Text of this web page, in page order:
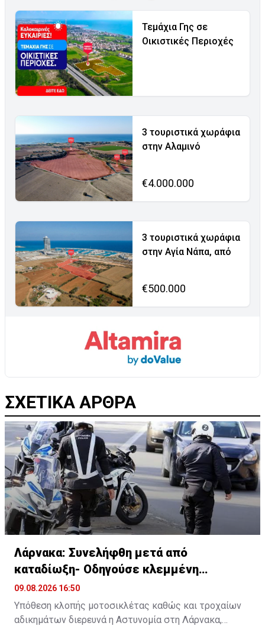
Τεμάχια Γης σε
Οικιστικές Περιοχές
3 τουριστικά χωράφια
στην Αλαμινό
€4.000.000
3 τουριστικά χωράφια
στην Αγία Νάπα, από
€500.000
ΣΧΕΤΙΚΑ ΑΡΘΡΑ
Λάρνακα: Συνελήφθη μετά από
καταδίωξη- Οδηγούσε κλεμμένη
μοτοσικλέτα
09.08.2026 16:50
Υπόθεση κλοπής μοτοσικλέτας καθώς και τροχαίων
αδικημάτων διερευνά η Αστυνομία στη Λάρνακα,